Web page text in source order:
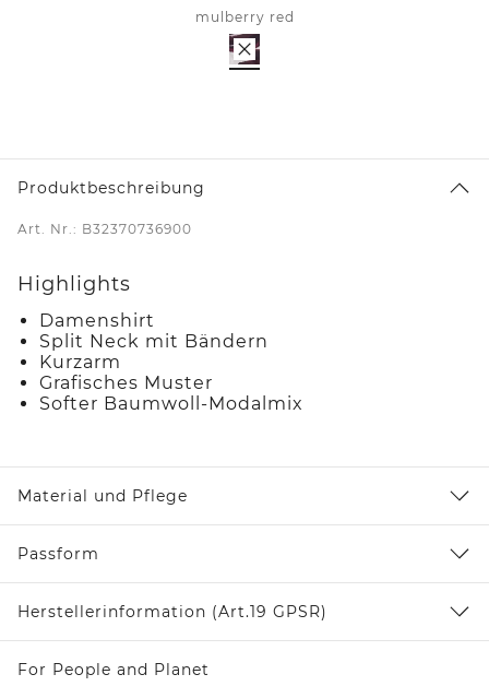
mulberry red
Produktbeschreibung
Art. Nr.: B32370736900
Highlights
Damenshirt
Split Neck mit Bändern
Kurzarm
Grafisches Muster
Softer Baumwoll-Modalmix
Material und Pflege
Passform
Herstellerinformation (Art.19 GPSR)
For People and Planet